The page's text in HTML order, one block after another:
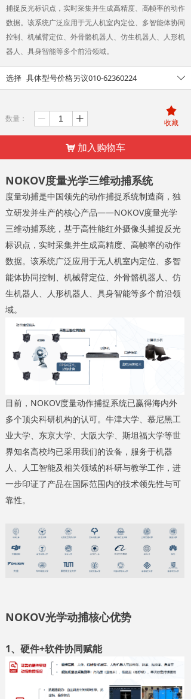
捕捉反光标识点，实时采集并生成高精度、高帧率的动作
数据。该系统广泛应用于无人机室内定位、多智能体协同
控制、机械臂定位、外骨骼机器人、仿生机器人、人形机
器人、具身智能等多个前沿领域。
ꄳ
选择 具体型号价格另议010-62360224
낙 加入购物车
数量： ꄷ ꄸ
NOKOV度量光学三维动捕系统
度量动捕是中国领先的动作捕捉系统制造商，独
立研发并生产的核心产品——NOKOV度量光学
三维动捕系统，基于高性能红外摄像头捕捉反光
标识点，实时采集并生成高精度、高帧率的动作
数据。该系统广泛应用于无人机室内定位、多智
能体协同控制、机械臂定位、外骨骼机器人、仿
生机器人、人形机器人、具身智能等多个前沿领
域。
目前，NOKOV度量动作捕捉系统已赢得海内外
多个顶尖科研机构的认可。牛津大学、慕尼黑工
业大学、东京大学、大阪大学、斯坦福大学等世
界知名高校均已采用我们的设备，服务于机器
人、人工智能及相关领域的科研与教学工作，进
一步印证了产品在国际范围内的技术领先性与可
靠性。
NOKOV光学动捕核心优势
1、硬件+软件协同赋能
끄
收藏